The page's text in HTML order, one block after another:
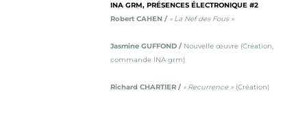
INA GRM, PRÉSENCES ÉLECTRONIQUE #2
Robert CAHEN / « La Nef des Fous »
Jasmine GUFFOND / Nouvelle œuvre (Création,
commande INA grm)
Richard CHARTIER / « Recurrence » (Création)